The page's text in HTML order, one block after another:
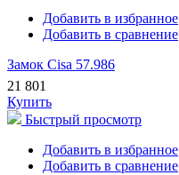
Добавить в избранное
Добавить в сравнение
Замок Cisa 57.986
21 801
Купить
Быстрый просмотр
Добавить в избранное
Добавить в сравнение